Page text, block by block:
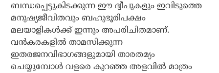
ബന്ധപ്പെട്ടുകിടക്കുന്ന ഈ ദ്വീപുകളും ഇവിടുത്തെ
മനുഷ്യജീവിതവും ബഹുഭൂരിപക്ഷം
മലയാളികള്‍ക്ക് ഇന്നും അപരിചിതമാണ്.
വന്‍കരകളില്‍ താമസിക്കുന്ന
ഇതരജനവിഭാഗങ്ങളുമായി താരതമ്യം
ചെയ്യുമ്പോള്‍ വളരെ കുറഞ്ഞ അളവില്‍ മാത്രം